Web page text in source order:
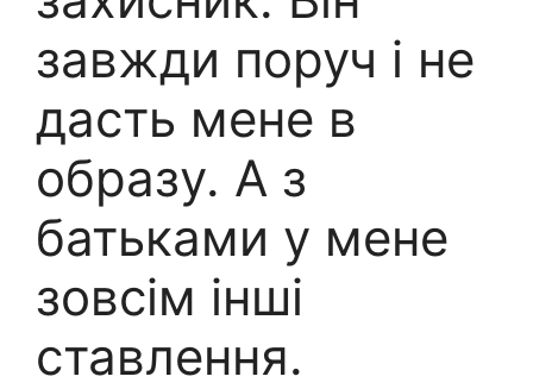
завжди поруч і не
дасть мене в
образу. А з
батьками у мене
зовсім інші
ставлення.